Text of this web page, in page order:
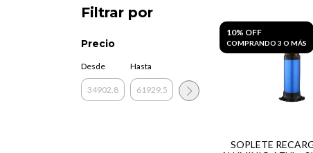
Filtrar por
Precio
Desde Hasta
10% OFF
COMPRANDO 3 O MÁS
SOPLETE